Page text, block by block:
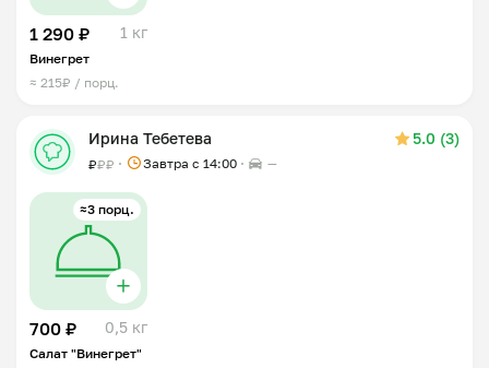
1 290 ₽ 1 кг
Винегрет
≈ 215₽ / порц.
Ирина Тебетева 5.0 (3)
₽₽₽ Завтра c 14:00 —
≈3 порц.
700 ₽ 0,5 кг
Салат "Винегрет"